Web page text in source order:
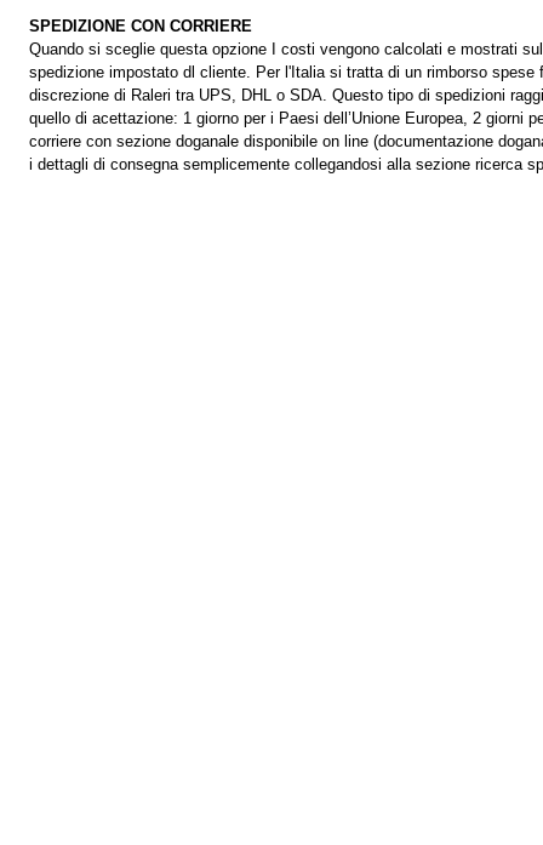
SPEDIZIONE CON CORRIERE
Quando si sceglie questa opzione I costi vengono calcolati e mostrati
spedizione impostato dl cliente. Per l'Italia si tratta di un rimborso
discrezione di Raleri tra UPS, DHL o SDA. Questo tipo di spedizioni
quello di acettazione: 1 giorno per i Paesi dell’Unione Europea, 2 giorni
corriere con sezione doganale disponibile on line (documentazione
i dettagli di consegna semplicemente collegandosi alla sezione ricerca